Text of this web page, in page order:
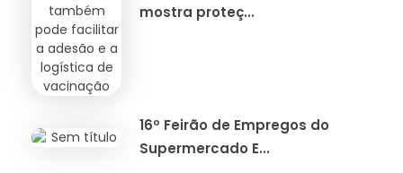
mostra proteç...
16º Feirão de Empregos do
Supermercado E...